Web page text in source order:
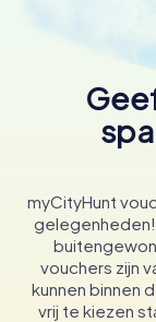
myCityHunt
gelegenheden!
vouchers zijn
kunnen binnen
vrij te kiezen